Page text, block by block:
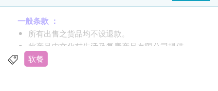
一般条款 ：
所有出售之货品均不设退款。
此产品由文化村生活及复康产品有限公司提供。
如有任何争议，文化村生活及复康产品有限公司及
软餐